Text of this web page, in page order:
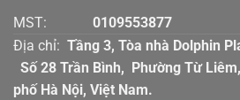
MST: 0109553877
Địa chỉ: Tầng 3, Tòa nhà
Số 28 Trần Bình,
phố Hà Nội, Việt Nam.